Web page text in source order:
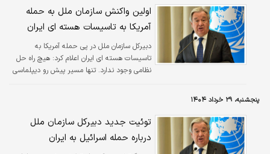
المللی است.
اولین واکنش سازمان ملل به حمله
آمریکا به تاسیسات هسته ای ایران
دبیرکل سازمان ملل در پی حمله آمریکا به
تاسیسات هسته ای ایران اعلام کرد: هیچ راه حل
نظامی وجود ندارد. تنها مسیر پیش رو دیپلماسی
پنجشنبه، ۲۹ خرداد ۱۴۰۴
توئیت جدید دبیرکل سازمان ملل
درباره حمله اسرائیل به ایران